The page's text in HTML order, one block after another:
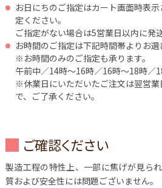
お日にちのご指定はカート画面時表
定ください。
ご指定がない場合は5営業日以内に発
お時間のご指定は下記時間帯よりお選
※お時間のみのご指定も承ります。
午前中／14時～16時／16時～18時／
※休業日にいただいたご注文は翌営
で、ご了承ください。
ご確認ください
製造工程の特性上、一部に焦げが見ら
質および安全性には問題ございません。